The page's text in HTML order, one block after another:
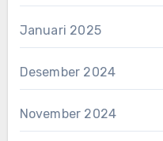
Januari 2025
Desember 2024
November 2024